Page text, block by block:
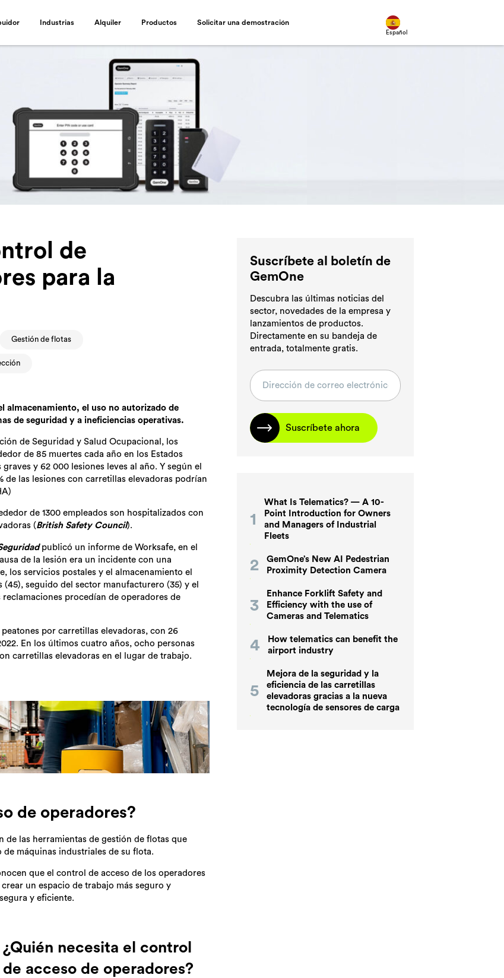
Industrias Alquiler Productos Solicitar una demostración
Español
de
para la
Gestión de flotas
almacenamiento, el uso no autorizado de
de seguridad y a ineficiencias operativas.
de Seguridad y Salud Ocupacional, los
de 85 muertes cada año en los Estados
y 62 000 lesiones leves al año. Y según el
las lesiones con carretillas elevadoras podrían
de 1300 empleados son hospitalizados con
(British Safety Council).
publicó un informe de Worksafe, en el
de la lesión era un incidente con una
los servicios postales y el almacenamiento el
seguido del sector manufacturero (35) y el
procedían de operadores de
por carretillas elevadoras, con 26
En los últimos cuatro años, ocho personas
carretillas elevadoras en el lugar de trabajo.
de operadores?
de las herramientas de gestión de flotas que
máquinas industriales de su flota.
que el control de acceso de los operadores
un espacio de trabajo más seguro y
y eficiente.
¿Quién necesita el control
de acceso de operadores?
Suscríbete al boletín de
GemOne
Descubra las últimas noticias del
sector, novedades de la empresa y
lanzamientos de productos.
Directamente en su bandeja de
entrada, totalmente gratis.
Suscríbete ahora
What Is Telematics? — A 10-
Point Introduction for Owners
and Managers of Industrial
Fleets
GemOne’s New AI Pedestrian
Proximity Detection Camera
Enhance Forklift Safety and
Efficiency with the use of
Cameras and Telematics
How telematics can benefit the
airport industry
Mejora de la seguridad y la
eficiencia de las carretillas
elevadoras gracias a la nueva
tecnología de sensores de carga